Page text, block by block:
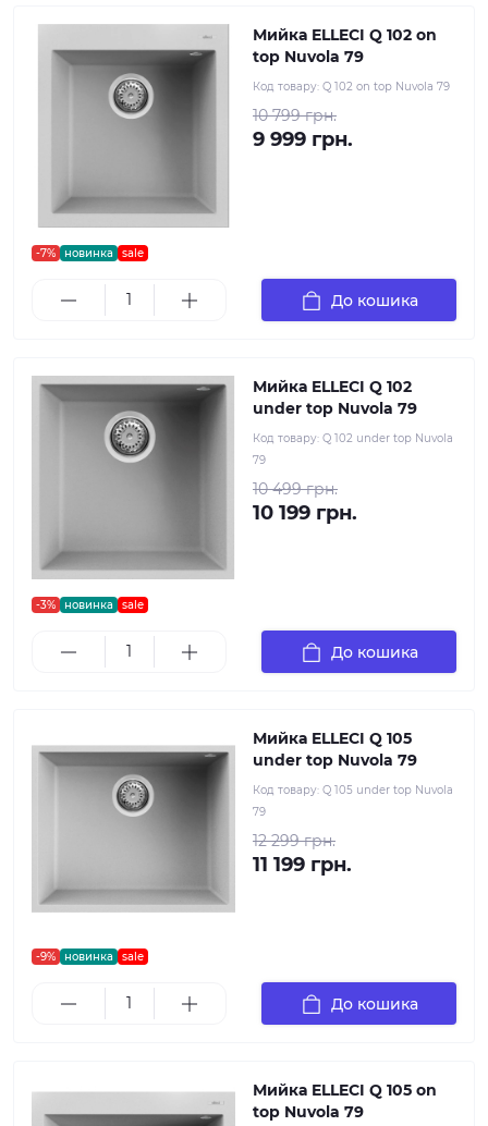
-7% новинка sale
Мийка ELLECI Q 102 on
top Nuvola 79
Код товару: Q 102 on top Nuvola 79
10 799 грн.
9 999 грн.
До кошика
-3% новинка sale
Мийка ELLECI Q 102
under top Nuvola 79
Код товару: Q 102 under top Nuvola
79
10 499 грн.
10 199 грн.
До кошика
-9% новинка sale
Мийка ELLECI Q 105
under top Nuvola 79
Код товару: Q 105 under top Nuvola
79
12 299 грн.
11 199 грн.
До кошика
Мийка ELLECI Q 105 on
top Nuvola 79